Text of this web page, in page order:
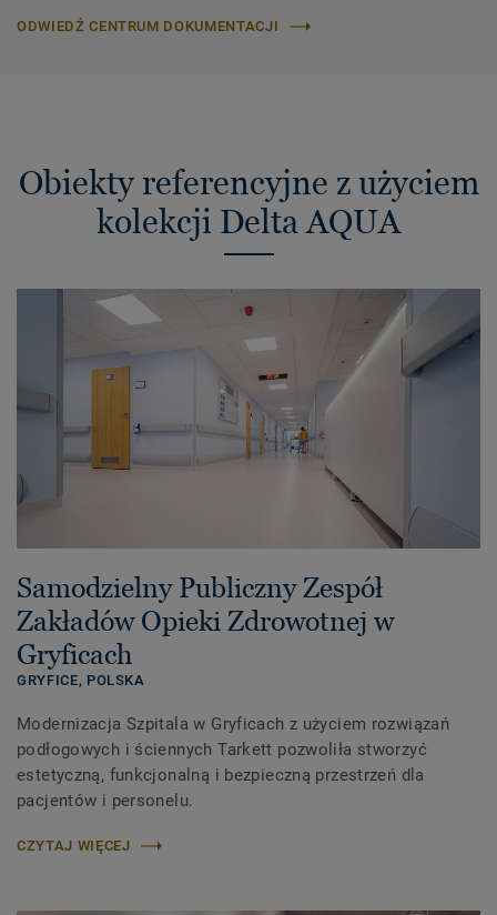
ODWIEDŹ CENTRUM DOKUMENTACJI
Obiekty referencyjne z użyciem
kolekcji Delta AQUA
Samodzielny Publiczny Zespół
Zakładów Opieki Zdrowotnej w
Gryficach
GRYFICE, POLSKA
Modernizacja Szpitala w Gryficach z użyciem rozwiązań
podłogowych i ściennych Tarkett pozwoliła stworzyć
estetyczną, funkcjonalną i bezpieczną przestrzeń dla
pacjentów i personelu.
CZYTAJ WIĘCEJ